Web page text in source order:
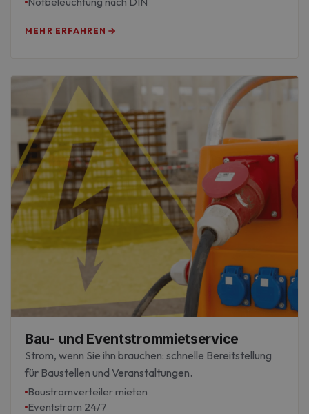
MEHR ERFAHREN
Bau- und Eventstrommietservice
Strom, wenn Sie ihn brauchen: schnelle Bereitstellung
für Baustellen und Veranstaltungen.
Baustromverteiler mieten
Eventstrom 24/7